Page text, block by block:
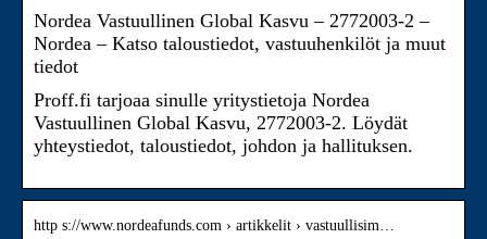
Nordea Vastuullinen Global Kasvu – 2772003-2 –
Nordea – Katso taloustiedot, vastuuhenkilöt ja muut
tiedot
Proff.fi tarjoaa sinulle yritystietoja Nordea
Vastuullinen Global Kasvu, 2772003-2. Löydät
yhteystiedot, taloustiedot, johdon ja hallituksen.
http s://www.nordeafunds.com › artikkelit › vastuullisim…